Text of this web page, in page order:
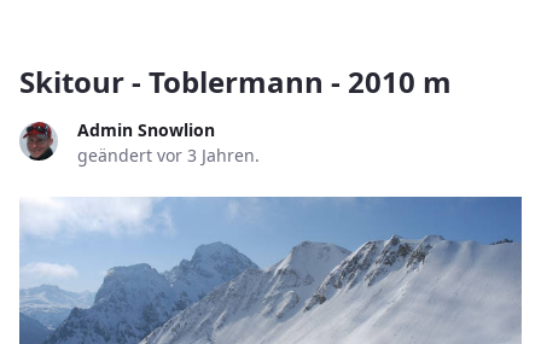
Skitour - Toblermann - 2010 m
Admin Snowlion
geändert vor 3 Jahren.